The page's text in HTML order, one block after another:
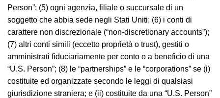
Person”; (5) ogni agenzia, filiale o succursale di un
soggetto che abbia sede negli Stati Uniti; (6) i conti di
carattere non discrezionale (“non-discretionary accounts”);
(7) altri conti simili (eccetto proprietà o trust), gestiti o
amministrati fiduciariamente per conto o a beneficio di una
“U.S. Person”; (8) le “partnerships” e le “corporations” se (i)
costituite ed organizzate secondo le leggi di qualsiasi
giurisdizione straniera; e (ii) costituite da una “U.S. Person”